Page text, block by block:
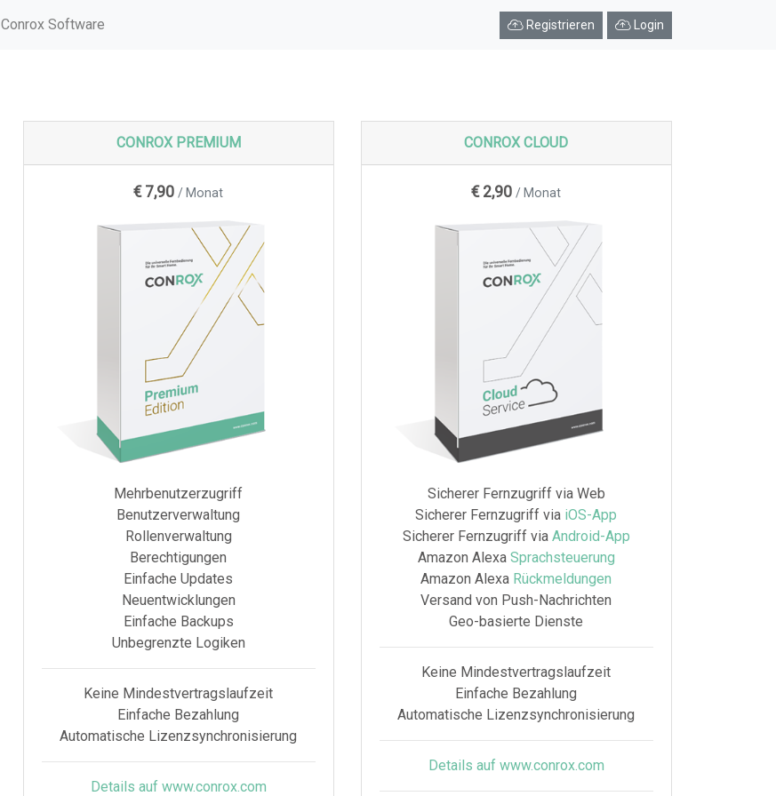
Conrox Software Registrieren Login
CONROX PREMIUM
€ 7,90/ Monat
Mehrbenutzerzugriff
Benutzerverwaltung
Rollenverwaltung
Berechtigungen
Einfache Updates
Neuentwicklungen
Einfache Backups
Unbegrenzte Logiken
Keine Mindestvertragslaufzeit
Einfache Bezahlung
Automatische Lizenzsynchronisierung
Details auf www.conrox.com
CONROX CLOUD
€ 2,90/ Monat
Sicherer Fernzugriff via Web
Sicherer Fernzugriff via iOS-App
Sicherer Fernzugriff via Android-App
Amazon Alexa Sprachsteuerung
Amazon Alexa Rückmeldungen
Versand von Push-Nachrichten
Geo-basierte Dienste
Keine Mindestvertragslaufzeit
Einfache Bezahlung
Automatische Lizenzsynchronisierung
Details auf www.conrox.com